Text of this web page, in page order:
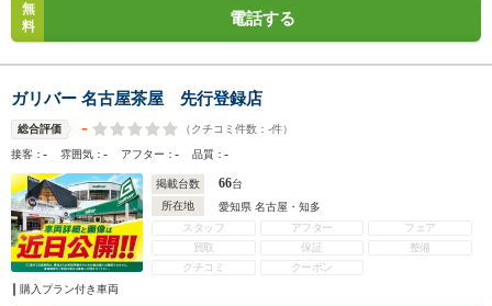
無
料
電話する
ガリバー 名古屋茶屋 先行登録店
総合評価 - （クチコミ件数： -件）
接客：- 雰囲気：- アフター：- 品質：-
掲載台数 66台
所在地
愛知県 名古屋・知多
スタッフ
アフター
フェア
買取
保証
整備
クチコミ
クーポン
購入プラン付き車両